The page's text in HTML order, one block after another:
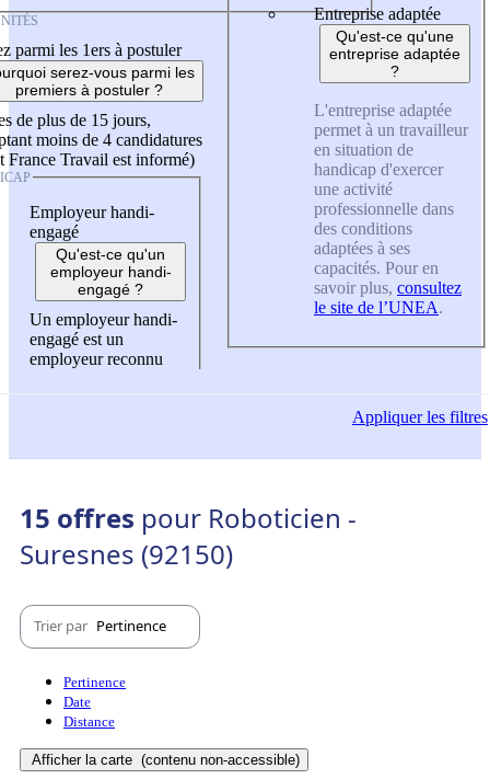
parmi les 1ers à postuler
serez-vous parmi les
premiers à postuler ?
de plus de 15 jours,
moins de 4 candidatures
France Travail est informé)
Employeur handi-
engagé
Qu'est-ce qu'un
employeur handi-
engagé ?
Un employeur handi-
engagé est un
employeur reconnu
Entreprise adaptée
Qu'est-ce qu'une
entreprise adaptée
?
L'entreprise adaptée
permet à un travailleur
en situation de
handicap d'exercer
une activité
professionnelle dans
des conditions
adaptées à ses
capacités. Pour en
savoir plus, consultez
le site de l’UNEA.
Appliquerles filtres
15 offres pour Roboticien -
Suresnes (92150)
Trier par Pertinence
Pertinence
Date
Distance
Afficher la carte (contenu non-accessible)